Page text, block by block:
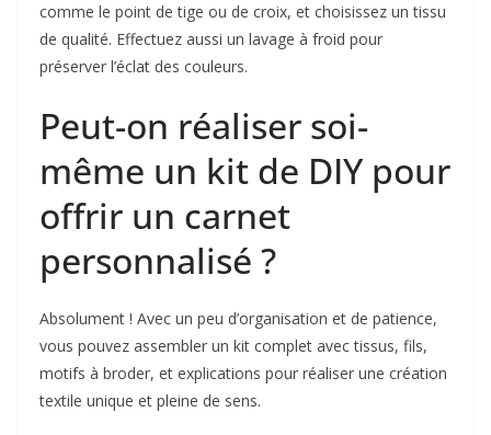
comme le point de tige ou de croix, et choisissez un tissu
de qualité. Effectuez aussi un lavage à froid pour
préserver l’éclat des couleurs.
Peut-on réaliser soi-
même un kit de DIY pour
offrir un carnet
personnalisé ?
Absolument ! Avec un peu d’organisation et de patience,
vous pouvez assembler un kit complet avec tissus, fils,
motifs à broder, et explications pour réaliser une création
textile unique et pleine de sens.